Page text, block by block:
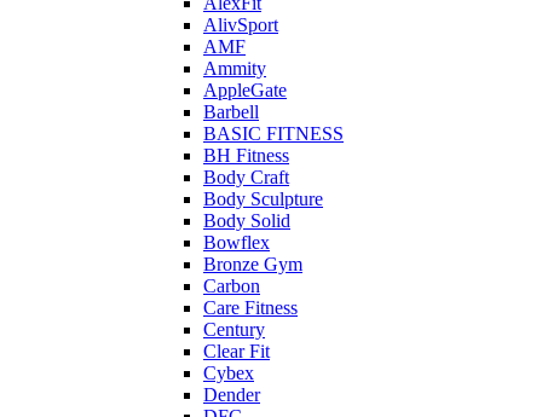
AlivSport
AMF
Ammity
AppleGate
Barbell
BASIC FITNESS
BH Fitness
Body Craft
Body Sculpture
Body Solid
Bowflex
Bronze Gym
Carbon
Care Fitness
Century
Clear Fit
Cybex
Dender